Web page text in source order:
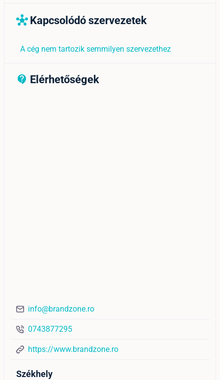
hub Kapcsolódó szervezetek
A cég nem tartozik semmilyen szervezethez
contact_support_outline
Elérhetőségek
info@brandzone.ro
0743877295
https://www.brandzone.ro
Székhely